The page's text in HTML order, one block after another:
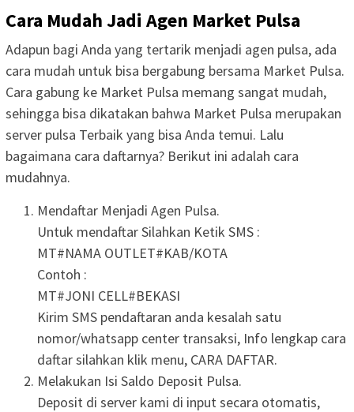
Cara Mudah Jadi Agen Market Pulsa
Adapun bagi Anda yang tertarik menjadi agen pulsa, ada
cara mudah untuk bisa bergabung bersama Market Pulsa.
Cara gabung ke Market Pulsa memang sangat mudah,
sehingga bisa dikatakan bahwa Market Pulsa merupakan
server pulsa Terbaik yang bisa Anda temui. Lalu
bagaimana cara daftarnya? Berikut ini adalah cara
mudahnya.
Mendaftar Menjadi Agen Pulsa.
Untuk mendaftar Silahkan Ketik SMS :
MT#NAMA OUTLET#KAB/KOTA
Contoh :
MT#JONI CELL#BEKASI
Kirim SMS pendaftaran anda kesalah satu
nomor/whatsapp center transaksi, Info lengkap cara
daftar silahkan klik menu, CARA DAFTAR.
Melakukan Isi Saldo Deposit Pulsa.
Deposit di server kami di input secara otomatis,